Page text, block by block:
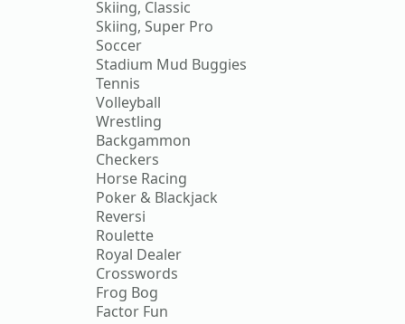
Skiing, Classic
Skiing, Super Pro
Soccer
Stadium Mud Buggies
Tennis
Volleyball
Wrestling
Backgammon
Checkers
Horse Racing
Poker & Blackjack
Reversi
Roulette
Royal Dealer
Crosswords
Frog Bog
Factor Fun